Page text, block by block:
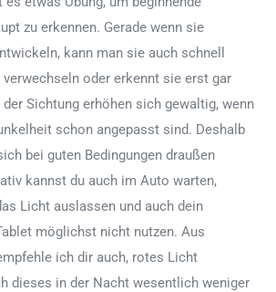
zu erkennen. Gerade wenn sie
kann man sie auch schnell
oder erkennt sie erst gar
Sichtung erhöhen sich gewaltig, wenn
schon angepasst sind. Deshalb
bei guten Bedingungen draußen
kannst du auch im Auto warten,
Licht auslassen und auch dein
möglichst nicht nutzen. Aus
ich dir auch, rotes Licht
dieses in der Nacht wesentlich weniger